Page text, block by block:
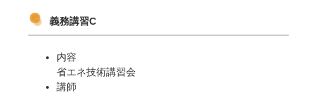
義務講習C
内容
省エネ技術講習会
講師